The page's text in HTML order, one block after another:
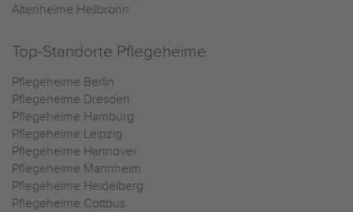
Altenheime Heilbronn
Top-Standorte Pflegeheime
Pflegeheime Berlin
Pflegeheime Dresden
Pflegeheime Hamburg
Pflegeheime Leipzig
Pflegeheime Hannover
Pflegeheime Mannheim
Pflegeheime Heidelberg
Pflegeheime Cottbus